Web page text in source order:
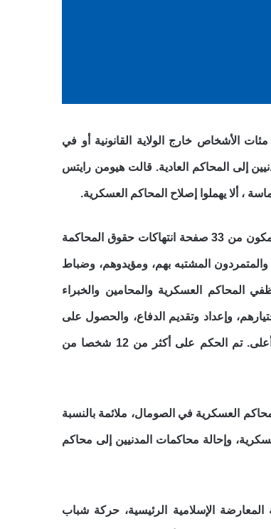
قالت هيومن رايتس ووتش في تقرير أصدرته اليوم إن المحاكم العسكرية في الصومال حاكمت منذ 2011 مئات الأشخاص خارج الولاية القانونية أو في
إلى المحاكم العادية. قالت هيومن رايتس
، ألا يهملوا إصلاح المحاكم العسكرية.
يوثق تقرير “محاكم السلطة المطلقة: انتهاكات المحاكمة العادلة من قبل المحكمة العسكرية في الصومال” المكون من 33 صفحة انتهاكات حقوق المحاكمة
المشتبه بهم، ومؤيدوهم، وضباط
من المتهمين وأقاربهم وكذلك موظفي المحاكم العسكرية والمحامين والخبراء
وإعداد وتقديم الدفاع، والحصول على
جلسة محاكمة علنية، وعدم التسبب في توريط أنفسهم في جرائم، وحق الاستئناف ضد الإدانة في محكمة أعلى. تم الحكم على أكثر من 12 شخصا من
العسكرية في الصومال، ملائمة بالنسبة
وإحالة محاكمات المدنيين إلى محاكم
المعارضة الإسلامية الرئيسية، حركة شباب